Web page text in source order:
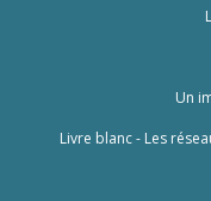
Un
Livre blanc - Les